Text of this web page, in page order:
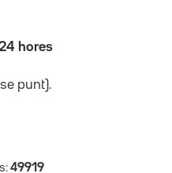
hores
punt).
49919